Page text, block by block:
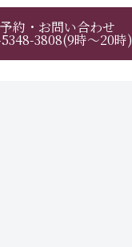
約・お問い合わせ
3808(9時～20時)